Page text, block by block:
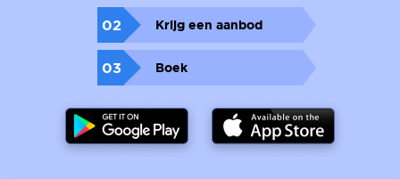
02 Krijg een aanbod
03 Boek